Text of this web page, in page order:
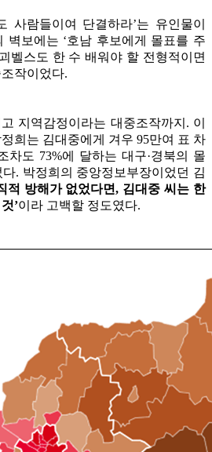
사람들이여 단결하라’는 유인물이
벽보에는 ‘호남 후보에게 몰표를 주
벨스도 한 수 배워야 할 전형적이면
작이었다.
지역감정이라는 대중조작까지. 이
희는 김대중에게 겨우 95만여 표 차
차도 73%에 달하는 대구·경북의 몰
. 박정희의 중앙정보부장이었던 김
적 방해가 없었다면, 김대중 씨는 한
’이라 고백할 정도였다.